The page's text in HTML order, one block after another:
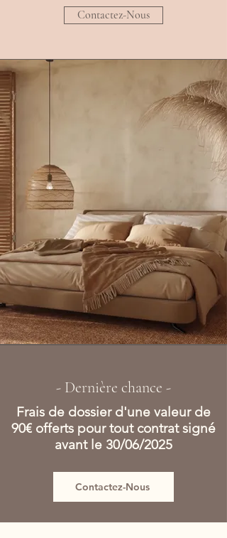
Contactez-Nous
- Dernière chance -
Frais de dossier d'une valeur de
90€ offerts pour tout contrat signé
avant le 30/06/2025
Contactez-Nous